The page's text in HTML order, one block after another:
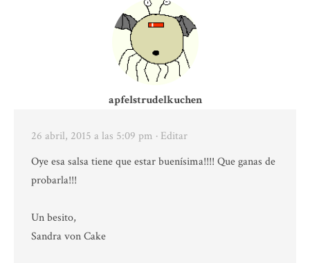
apfelstrudelkuchen
26 abril, 2015 a las 5:09 pm · Editar
Oye esa salsa tiene que estar buenísima!!!! Que ganas de
probarla!!!
Un besito,
Sandra von Cake